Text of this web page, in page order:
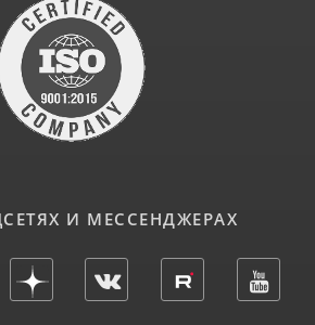
И МЕССЕНДЖЕРАХ